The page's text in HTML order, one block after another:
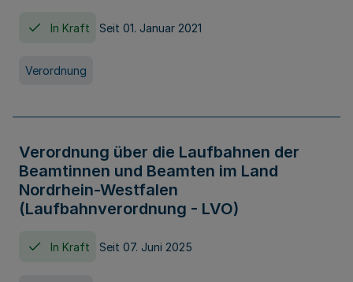
In Kraft Seit 01. Januar 2021
Verordnung
Verordnung über die Laufbahnen der
Beamtinnen und Beamten im Land
Nordrhein-Westfalen
(Laufbahnverordnung - LVO)
In Kraft Seit 07. Juni 2025